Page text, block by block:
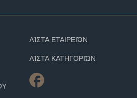
ΛΊΣΤΑ ΕΤΑΙΡΕΙΏΝ
ΛΊΣΤΑ ΚΑΤΗΓΟΡΙΏΝ